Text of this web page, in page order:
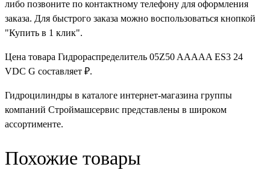
либо позвоните по контактному телефону для оформления
заказа. Для быстрого заказа можно воспользоваться кнопкой
"Купить в 1 клик".
Цена товара Гидрораспределитель 05Z50 AAAAA ES3 24
VDC G составляет ₽.
Гидроцилиндры в каталоге интернет-магазина группы
компаний Строймашсервис представлены в широком
ассортименте.
Похожие товары